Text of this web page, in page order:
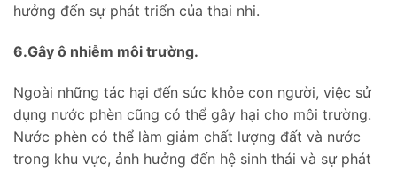
hưởng đến sự phát triển của thai nhi.
6.Gây ô nhiễm môi trường.
Ngoài những tác hại đến sức khỏe con người, việc sử
dụng nước phèn cũng có thể gây hại cho môi trường.
Nước phèn có thể làm giảm chất lượng đất và nước
trong khu vực, ảnh hưởng đến hệ sinh thái và sự phát